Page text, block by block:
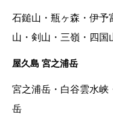
石鎚山・瓶ヶ森・伊予
山・剣山・三嶺・四国
屋久島 宮之浦岳
宮之浦岳・白谷雲水峡
岳